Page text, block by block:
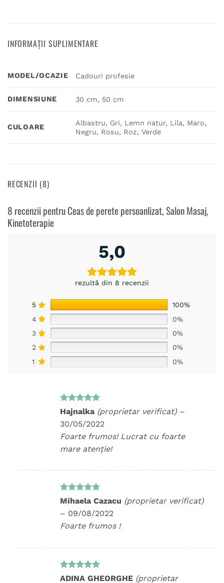
INFORMAȚII SUPLIMENTARE
MODEL/OCAZIE Cadouri profesie
DIMENSIUNE 30 cm, 50 cm
CULOARE
Albastru, Gri, Lemn natur, Lila, Maro,
Negru, Rosu, Roz, Verde
RECENZII (8)
8 recenzii pentruCeas de perete persoanlizat, Salon Masaj,
Kinetoterapie
5,0
rezultă din 8 recenzii
5
100%
4
0%
3
0%
2
0%
1
0%
Evaluat la
din 5
Hajnalka (proprietar verificat) –
30/05/2022
Foarte frumos! Lucrat cu foarte
mare atenție!
Evaluat la
Mihaela Cazacu (proprietar verificat)
– 09/08/2022
Foarte frumos !
Evaluat la
ADINA GHEORGHE (proprietar